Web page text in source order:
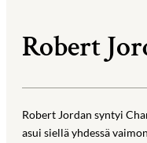
Robert
Robert Jordan syntyi
asui siellä yhdessä